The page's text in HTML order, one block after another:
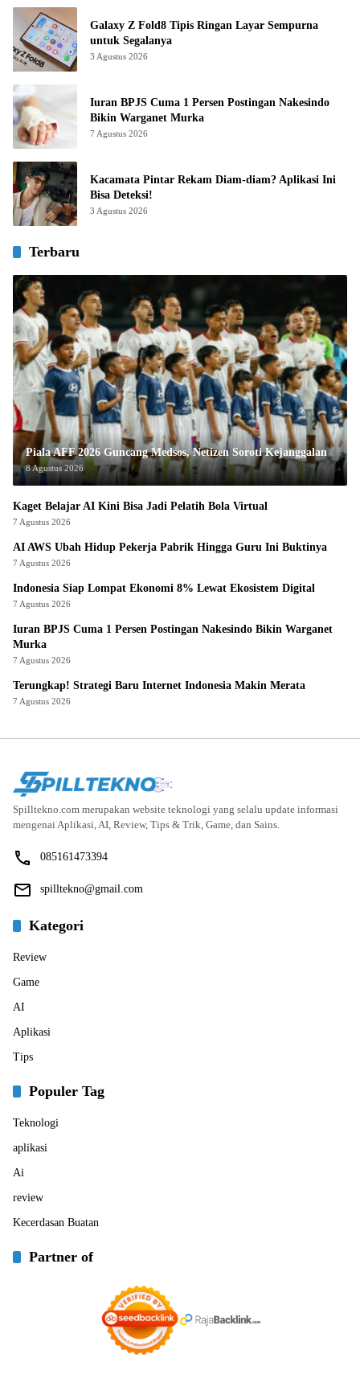
Galaxy Z Fold8 Tipis Ringan Layar Sempurna
untuk Segalanya
3 Agustus 2026
Iuran BPJS Cuma 1 Persen Postingan Nakesindo
Bikin Warganet Murka
7 Agustus 2026
Kacamata Pintar Rekam Diam-diam? Aplikasi Ini
Bisa Deteksi!
3 Agustus 2026
Terbaru
Piala AFF 2026 Guncang Medsos, Netizen Soroti Kejanggalan
8 Agustus 2026
Kaget Belajar AI Kini Bisa Jadi Pelatih Bola Virtual
7 Agustus 2026
AI AWS Ubah Hidup Pekerja Pabrik Hingga Guru Ini Buktinya
7 Agustus 2026
Indonesia Siap Lompat Ekonomi 8% Lewat Ekosistem Digital
7 Agustus 2026
Iuran BPJS Cuma 1 Persen Postingan Nakesindo Bikin Warganet
Murka
7 Agustus 2026
Terungkap! Strategi Baru Internet Indonesia Makin Merata
7 Agustus 2026
Spilltekno.com merupakan website teknologi yang selalu update informasi
mengenai Aplikasi, AI, Review, Tips & Trik, Game, dan Sains.
085161473394
spilltekno@gmail.com
Kategori
Review
Game
AI
Aplikasi
Tips
Populer Tag
Teknologi
aplikasi
Ai
review
Kecerdasan Buatan
Partner of